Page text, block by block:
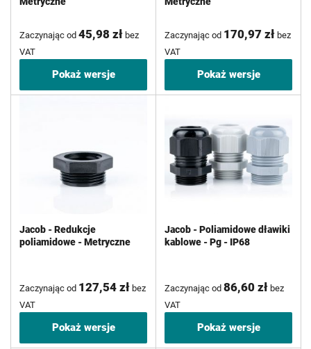
Zaczynając od 45,98 zł bez
VAT
Pokaż wersje
Zaczynając od 170,97 zł bez
VAT
Pokaż wersje
Jacob - Redukcje
poliamidowe - Metryczne
Zaczynając od 127,54 zł bez
VAT
Pokaż wersje
Jacob - Poliamidowe dławiki
kablowe - Pg - IP68
Zaczynając od 86,60 zł bez
VAT
Pokaż wersje